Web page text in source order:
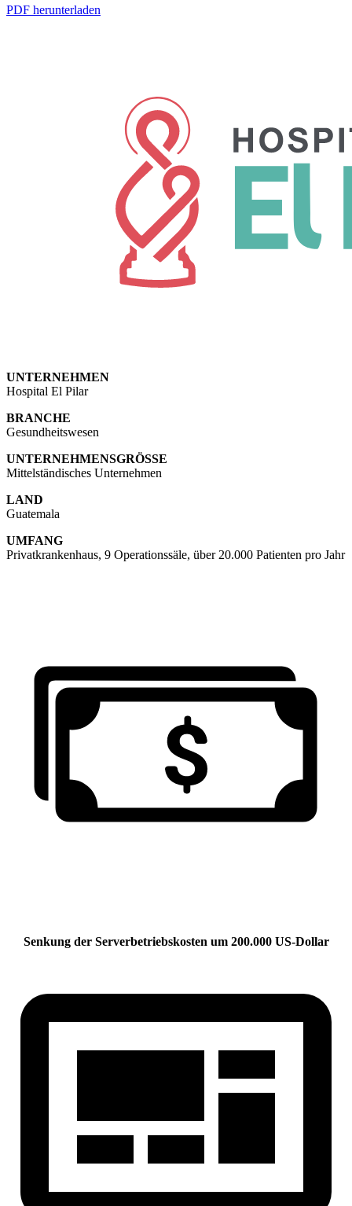
PDF herunterladen
UNTERNEHMEN
Hospital El Pilar
BRANCHE
Gesundheitswesen
UNTERNEHMENSGRÖSSE
Mittelständisches Unternehmen
LAND
Guatemala
UMFANG
Privatkrankenhaus, 9 Operationssäle, über 20.000 Patienten pro Jahr
Senkung der Serverbetriebskosten um 200.000 US-Dollar